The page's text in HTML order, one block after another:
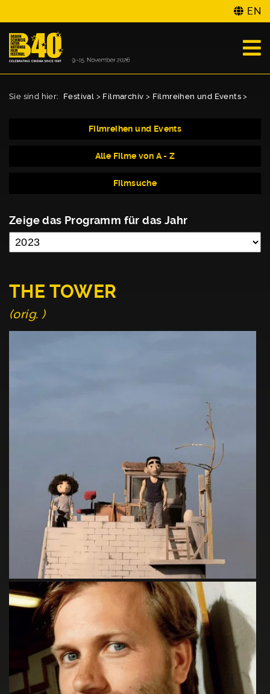
EN
Sie sind hier: Festival > Filmarchiv > Filmreihen und Events >
Filmreihen und Events
Alle Filme von A - Z
Filmsuche
Zeige das Programm für das Jahr
THE TOWER
(orig. )